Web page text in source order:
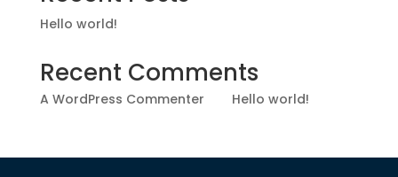
Hello world!
Recent Comments
A WordPress Commenter Hello world!